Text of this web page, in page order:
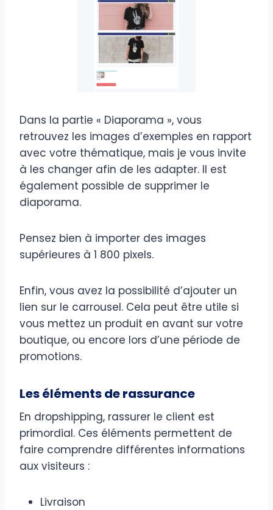
Dans la partie « Diaporama », vous
retrouvez les images d’exemples en rapport
avec votre thématique, mais je vous invite
à les changer afin de les adapter. Il est
également possible de supprimer le
diaporama.
Pensez bien à importer des images
supérieures à 1 800 pixels.
Enfin, vous avez la possibilité d’ajouter un
lien sur le carrousel. Cela peut être utile si
vous mettez un produit en avant sur votre
boutique, ou encore lors d’une période de
promotions.
Les éléments de rassurance
En dropshipping, rassurer le client est
primordial. Ces éléments permettent de
faire comprendre différentes informations
aux visiteurs :
Livraison